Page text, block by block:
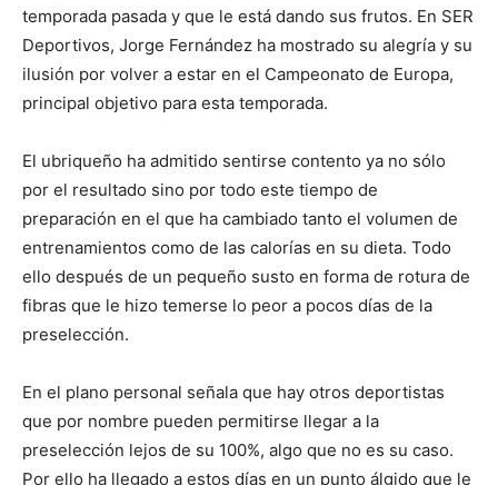
temporada pasada y que le está dando sus frutos. En SER
Deportivos, Jorge Fernández ha mostrado su alegría y su
ilusión por volver a estar en el Campeonato de Europa,
principal objetivo para esta temporada.
El ubriqueño ha admitido sentirse contento ya no sólo
por el resultado sino por todo este tiempo de
preparación en el que ha cambiado tanto el volumen de
entrenamientos como de las calorías en su dieta. Todo
ello después de un pequeño susto en forma de rotura de
fibras que le hizo temerse lo peor a pocos días de la
preselección.
En el plano personal señala que hay otros deportistas
que por nombre pueden permitirse llegar a la
preselección lejos de su 100%, algo que no es su caso.
Por ello ha llegado a estos días en un punto álgido que le